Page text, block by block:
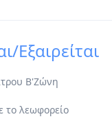
Εξαιρείται
Β'Ζώνη
το λεωφορείο